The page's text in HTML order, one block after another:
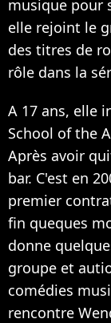
musique pour
elle rejoint le
des titres de
rôle dans la
A 17 ans, elle
School of the
Après avoir
bar. C'est en
premier
fin queques
donne
groupe et
comédies
rencontre